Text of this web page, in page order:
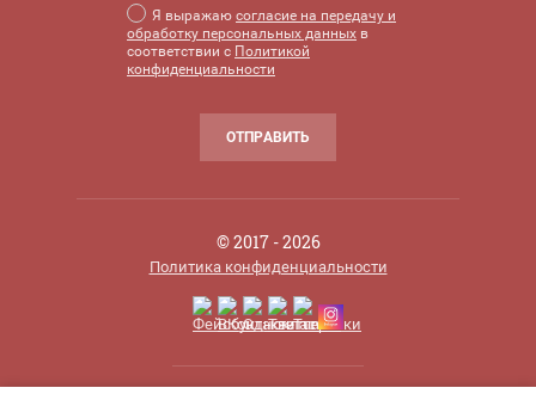
Я выражаю согласие на передачу и
обработку персональных данных в
соответствии с Политикой
конфиденциальности
ОТПРАВИТЬ
© 2017 - 2026
Политика конфиденциальности